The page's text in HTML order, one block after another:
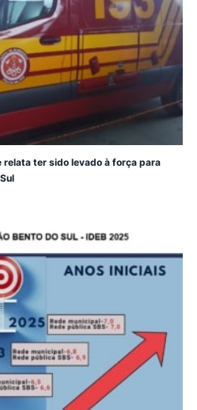
relata ter sido levado à força para